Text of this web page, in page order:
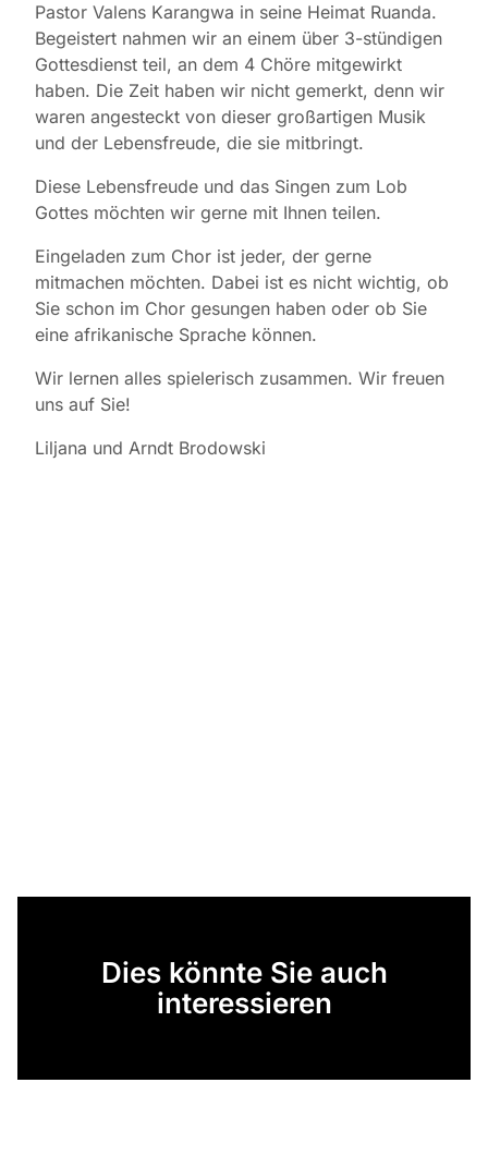
Pastor Valens Karangwa in seine Heimat Ruanda.
Begeistert nahmen wir an einem über 3-stündigen
Gottesdienst teil, an dem 4 Chöre mitgewirkt
haben. Die Zeit haben wir nicht gemerkt, denn wir
waren angesteckt von dieser großartigen Musik
und der Lebensfreude, die sie mitbringt.
Diese Lebensfreude und das Singen zum Lob
Gottes möchten wir gerne mit Ihnen teilen.
Eingeladen zum Chor ist jeder, der gerne
mitmachen möchten. Dabei ist es nicht wichtig, ob
Sie schon im Chor gesungen haben oder ob Sie
eine afrikanische Sprache können.
Wir lernen alles spielerisch zusammen. Wir freuen
uns auf Sie!
Liljana und Arndt Brodowski
Dies könnte Sie auch
interessieren